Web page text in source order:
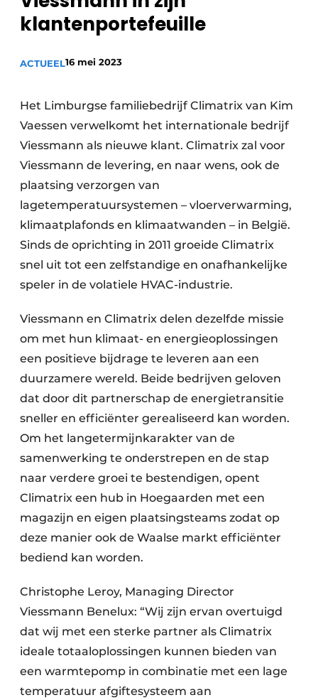
Vacature aanmelden
Vacatures
Video’s
Sanitair
Brandbeveiliging
Ventilatie
Warmtepompen
klantenportefeuille
ACTUEEL16 mei 2023
Het Limburgse familiebedrijf Climatrix van Kim
Vaessen verwelkomt het internationale bedrijf
Viessmann als nieuwe klant. Climatrix zal voor
Viessmann de levering, en naar wens, ook de
plaatsing verzorgen van
lagetemperatuursystemen – vloerverwarming,
klimaatplafonds en klimaatwanden – in België.
Sinds de oprichting in 2011 groeide Climatrix
snel uit tot een zelfstandige en onafhankelijke
speler in de volatiele HVAC-industrie.
Viessmann en Climatrix delen dezelfde missie
om met hun klimaat- en energieoplossingen
een positieve bijdrage te leveren aan een
duurzamere wereld. Beide bedrijven geloven
dat door dit partnerschap de energietransitie
sneller en efficiënter gerealiseerd kan worden.
Om het langetermijnkarakter van de
samenwerking te onderstrepen en de stap
naar verdere groei te bestendigen, opent
Climatrix een hub in Hoegaarden met een
magazijn en eigen plaatsingsteams zodat op
deze manier ook de Waalse markt efficiënter
bediend kan worden.
Christophe Leroy, Managing Director
Viessmann Benelux: “Wij zijn ervan overtuigd
dat wij met een sterke partner als Climatrix
ideale totaaloplossingen kunnen bieden van
een warmtepomp in combinatie met een lage
temperatuur afgiftesysteem aan